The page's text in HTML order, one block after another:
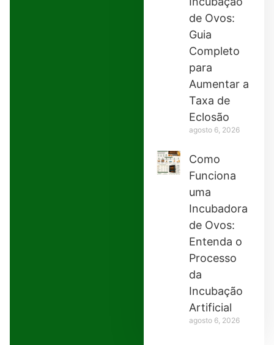
de Ovos:
Guia
Completo
para
Aumentar a
Taxa de
Eclosão
agosto 6, 2026
Como
Funciona
uma
Incubadora
de Ovos:
Entenda o
Processo
da
Incubação
Artificial
agosto 6, 2026